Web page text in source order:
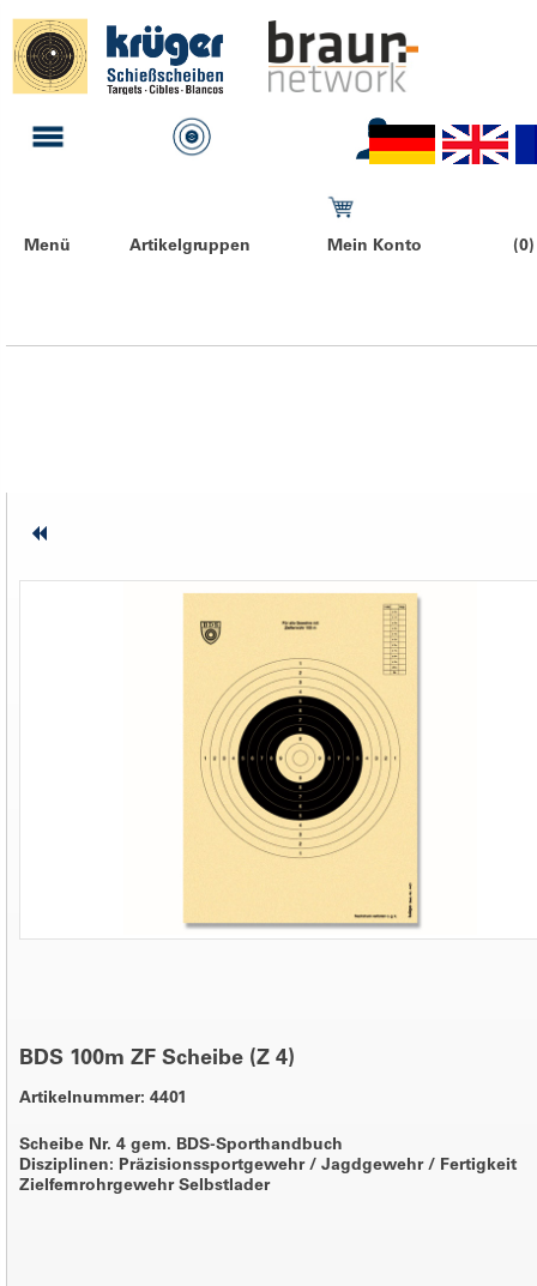
Menü Artikelgruppen Mein Konto
BDS 100m ZF Scheibe (Z 4)
Artikelnummer: 4401
Scheibe Nr. 4 gem. BDS-Sporthandbuch
Disziplinen: Präzisionssportgewehr / Jagdgewehr / Fertigkeit
Zielfernrohrgewehr Selbstlader